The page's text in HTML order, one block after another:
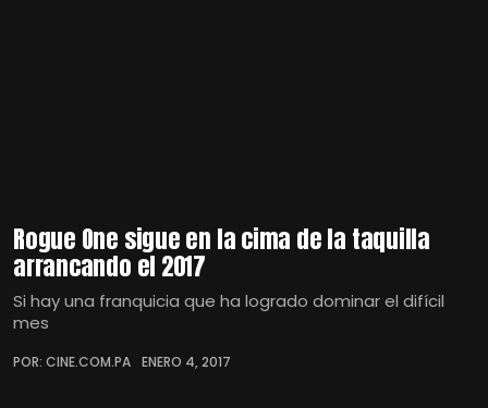
Rogue One sigue en la cima de la taquilla
arrancando el 2017
Si hay una franquicia que ha logrado dominar el difícil
mes
POR: CINE.COM.PA ENERO 4, 2017